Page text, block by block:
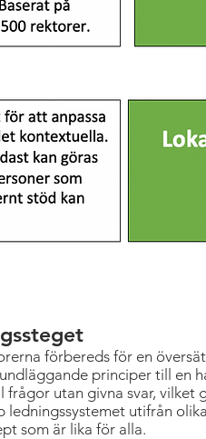
förbereds för en
principer till en
frågor utan givna svar,
ledningssystemet utifrån
som är lika för alla.